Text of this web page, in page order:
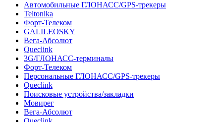
Автомобильные ГЛОНАСС/GPS-трекеры
Teltonika
Форт-Телеком
GALILEOSKY
Вега-Абсолют
Queclink
3G/ГЛОНАСС-терминалы
Форт-Телеком
Персональные ГЛОНАСС/GPS-трекеры
Queclink
Поисковые устройства/закладки
Мовирег
Вега-Абсолют